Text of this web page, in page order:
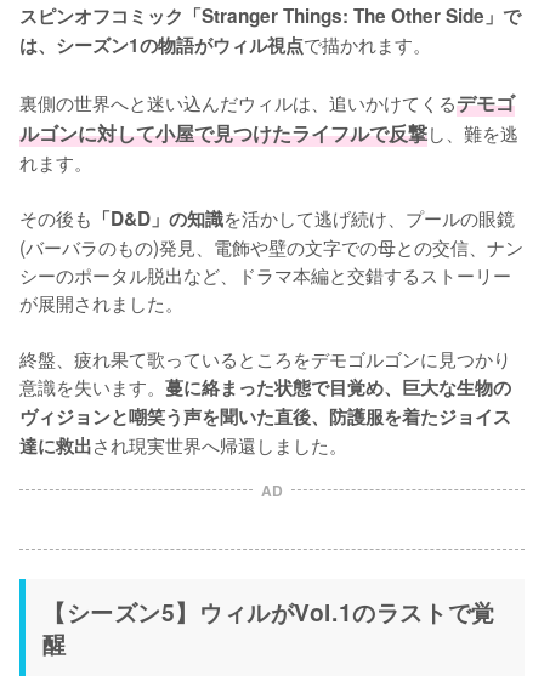
スピンオフコミック「Stranger Things: The Other Side」で
は、シーズン1の物語がウィル視点で描かれます。
裏側の世界へと迷い込んだウィルは、追いかけてくるデモゴ
ルゴンに対して小屋で見つけたライフルで反撃し、難を逃
れます。
その後も 「D&D」の知識を活かして逃げ続け、プールの眼鏡
(バーバラのもの)発見、電飾や壁の文字での母との交信、ナン
シーのポータル脱出など、ドラマ本編と交錯するストーリー
が展開されました。
終盤、疲れ果て歌っているところをデモゴルゴンに見つかり
意識を失います。 蔓に絡まった状態で目覚め、巨大な生物の
ヴィジョンと嘲笑う声を聞いた直後、防護服を着たジョイス
達に救出され現実世界へ帰還しました。
AD
【シーズン5】ウィルがVol.1のラストで覚
醒